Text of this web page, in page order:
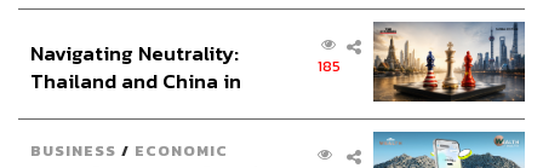
ฉัฐนภา โพธิ์เงิน
อินโดนีเซีย
Navigating Neutrality:
Thailand and China in
185
BUSINESS / ECONOMIC